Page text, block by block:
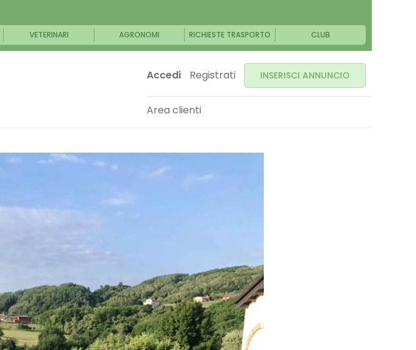
VETERINARI AGRONOMI RICHIESTE TRASPORTO CLUB
Accedi Registrati INSERISCI ANNUNCIO
Area clienti